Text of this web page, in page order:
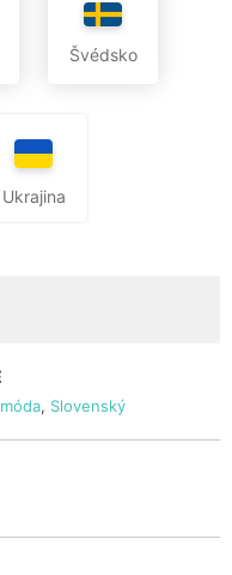
Švédsko
Ukrajina
, Slovenský